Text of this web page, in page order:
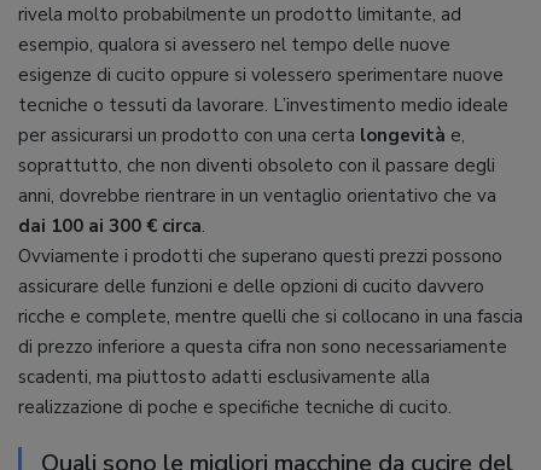
rivela molto probabilmente un prodotto limitante, ad
esempio, qualora si avessero nel tempo delle nuove
esigenze di cucito oppure si volessero sperimentare nuove
tecniche o tessuti da lavorare. L’investimento medio ideale
per assicurarsi un prodotto con una certa longevità e,
soprattutto, che non diventi obsoleto con il passare degli
anni, dovrebbe rientrare in un ventaglio orientativo che va
dai 100 ai 300 € circa.
Ovviamente i prodotti che superano questi prezzi possono
assicurare delle funzioni e delle opzioni di cucito davvero
ricche e complete, mentre quelli che si collocano in una fascia
di prezzo inferiore a questa cifra non sono necessariamente
scadenti, ma piuttosto adatti esclusivamente alla
realizzazione di poche e specifiche tecniche di cucito.
Quali sono le migliori macchine da cucire del